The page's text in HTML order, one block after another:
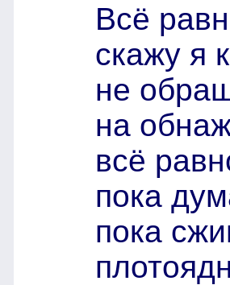
Всё
скажу я
не
на
всё
пока
пока